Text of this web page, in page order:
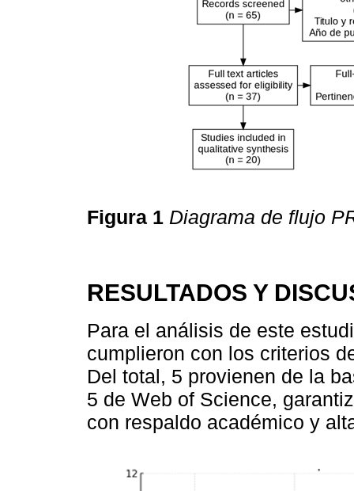
Figura 1 Diagrama de flujo
RESULTADOS Y
Para el análisis de este
cumplieron con los criterios
Del total, 5 provienen de la
5 de Web of Science,
con respaldo académico y